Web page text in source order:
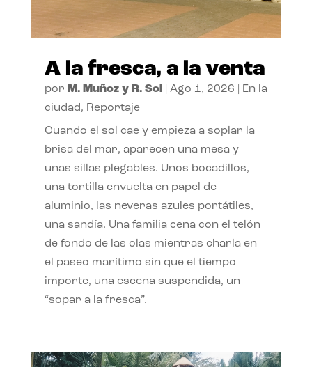
A la fresca, a la venta
por M. Muñoz y R. Sol| Ago 1, 2026
En la
ciudad, Reportaje
Cuando el sol cae y empieza a soplar la
brisa del mar, aparecen una mesa y
unas sillas plegables. Unos bocadillos,
una tortilla envuelta en papel de
aluminio, las neveras azules portátiles,
una sandía. Una familia cena con el telón
de fondo de las olas mientras charla en
el paseo marítimo sin que el tiempo
importe, una escena suspendida, un
“sopar a la fresca”.